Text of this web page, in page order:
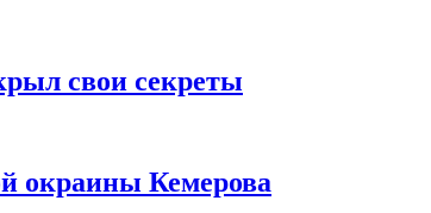
свои секреты
окраины Кемерова